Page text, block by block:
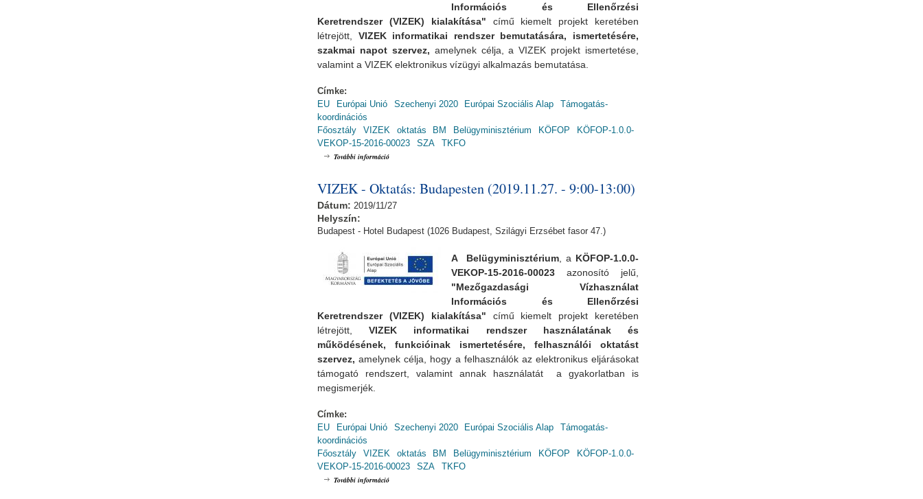
Információs és Ellenőrzési
Keretrendszer (VIZEK) kialakítása" című kiemelt projekt keretében
létrejött, VIZEK informatikai rendszer bemutatására, ismertetésére,
szakmai napot szervez, amelynek célja, a VIZEK projekt ismertetése,
valamint a VIZEK elektronikus vízügyi alkalmazás bemutatása.
Címke:
EU
Európai Unió Szechenyi 2020 Európai Szociális Alap
Támogatás-
koordinációs
Főosztály
VIZEK oktatás BM Belügyminisztérium KÖFOP
KÖFOP-1.0.0-
VEKOP-15-2016-00023
SZA TKFO
További információ
VIZEK - Oktatás: Budapesten (2019.11.27. - 9:00-13:00)
Dátum: 2019/11/27
Helyszín:
Budapest - Hotel Budapest (1026 Budapest, Szilágyi Erzsébet fasor 47.)
A Belügyminisztérium , a KÖFOP-1.0.0-
VEKOP-15-2016-00023 azonosító jelű,
"Mezőgazdasági Vízhasználat
Információs és Ellenőrzési
Keretrendszer (VIZEK) kialakítása" című kiemelt projekt keretében
létrejött,VIZEK informatikai rendszer használatának és
működésének, funkcióinak ismertetésére, felhasználói oktatást
szervez,amelynek célja, hogy a felhasználók az elektronikus eljárásokat
támogató rendszert, valamint annak használatát a gyakorlatban is
megismerjék.
Címke:
EU
Európai Unió Szechenyi 2020 Európai Szociális Alap
Támogatás-
koordinációs
Főosztály
VIZEK oktatás BM Belügyminisztérium KÖFOP
KÖFOP-1.0.0-
VEKOP-15-2016-00023
SZA TKFO
További információ